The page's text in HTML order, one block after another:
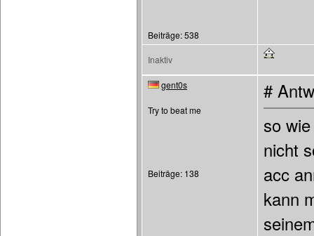
Beiträge: 538
Inaktiv
gent0s
Try to beat me
Beiträge: 138
#
so
nicht
acc
kann